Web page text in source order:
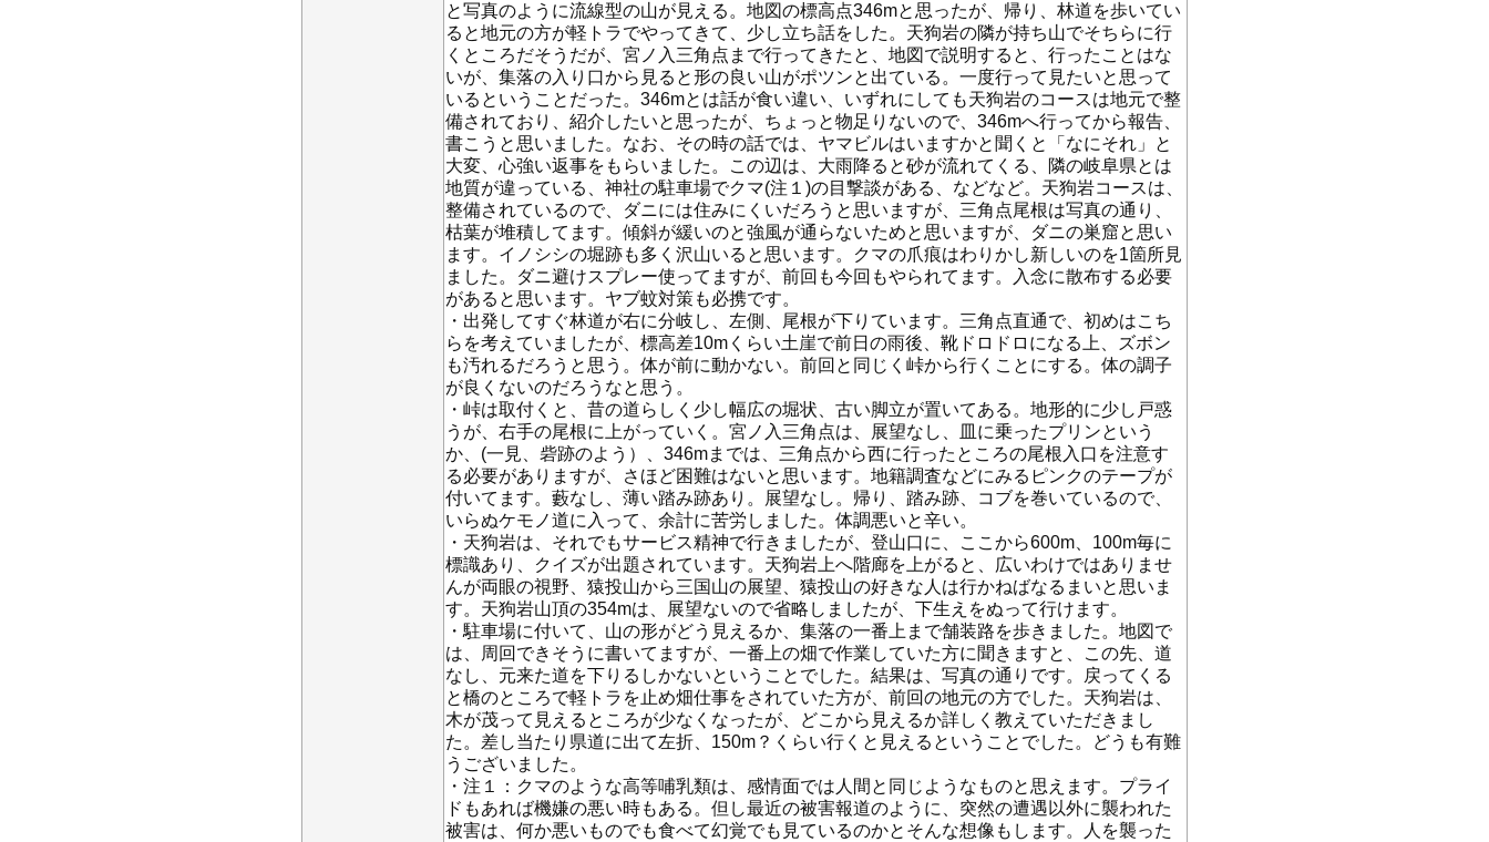
と写真のように流線型の山が見える。地図の標高点346mと思ったが、帰り、林道を歩いてい
ると地元の方が軽トラでやってきて、少し立ち話をした。天狗岩の隣が持ち山でそちらに行
くところだそうだが、宮ノ入三角点まで行ってきたと、地図で説明すると、行ったことはな
いが、集落の入り口から見ると形の良い山がポツンと出ている。一度行って見たいと思って
いるということだった。346mとは話が食い違い、いずれにしても天狗岩のコースは地元で整
備されており、紹介したいと思ったが、ちょっと物足りないので、346mへ行ってから報告、
書こうと思いました。なお、その時の話では、ヤマビルはいますかと聞くと「なにそれ」と
大変、心強い返事をもらいました。この辺は、大雨降ると砂が流れてくる、隣の岐阜県とは
地質が違っている、神社の駐車場でクマ(注１)の目撃談がある、などなど。天狗岩コースは、
整備されているので、ダニには住みにくいだろうと思いますが、三角点尾根は写真の通り、
枯葉が堆積してます。傾斜が緩いのと強風が通らないためと思いますが、ダニの巣窟と思い
ます。イノシシの堀跡も多く沢山いると思います。クマの爪痕はわりかし新しいのを1箇所見
ました。ダニ避けスプレー使ってますが、前回も今回もやられてます。入念に散布する必要
があると思います。ヤブ蚊対策も必携です。
・出発してすぐ林道が右に分岐し、左側、尾根が下りています。三角点直通で、初めはこち
らを考えていましたが、標高差10mくらい土崖で前日の雨後、靴ドロドロになる上、ズボン
も汚れるだろうと思う。体が前に動かない。前回と同じく峠から行くことにする。体の調子
が良くないのだろうなと思う。
・峠は取付くと、昔の道らしく少し幅広の堀状、古い脚立が置いてある。地形的に少し戸惑
うが、右手の尾根に上がっていく。宮ノ入三角点は、展望なし、皿に乗ったプリンという
か、(一見、砦跡のよう）、346mまでは、三角点から西に行ったところの尾根入口を注意す
る必要がありますが、さほど困難はないと思います。地籍調査などにみるピンクのテープが
付いてます。藪なし、薄い踏み跡あり。展望なし。帰り、踏み跡、コブを巻いているので、
いらぬケモノ道に入って、余計に苦労しました。体調悪いと辛い。
・天狗岩は、それでもサービス精神で行きましたが、登山口に、ここから600m、100m毎に
標識あり、クイズが出題されています。天狗岩上へ階廊を上がると、広いわけではありませ
んが両眼の視野、猿投山から三国山の展望、猿投山の好きな人は行かねばなるまいと思いま
す。天狗岩山頂の354mは、展望ないので省略しましたが、下生えをぬって行けます。
・駐車場に付いて、山の形がどう見えるか、集落の一番上まで舗装路を歩きました。地図で
は、周回できそうに書いてますが、一番上の畑で作業していた方に聞きますと、この先、道
なし、元来た道を下りるしかないということでした。結果は、写真の通りです。戻ってくる
と橋のところで軽トラを止め畑仕事をされていた方が、前回の地元の方でした。天狗岩は、
木が茂って見えるところが少なくなったが、どこから見えるか詳しく教えていただきまし
た。差し当たり県道に出て左折、150m？くらい行くと見えるということでした。どうも有難
うございました。
・注１：クマのような高等哺乳類は、感情面では人間と同じようなものと思えます。プライ
ドもあれば機嫌の悪い時もある。但し最近の被害報道のように、突然の遭遇以外に襲われた
被害は、何か悪いものでも食べて幻覚でも見ているのかとそんな想像もします。人を襲った